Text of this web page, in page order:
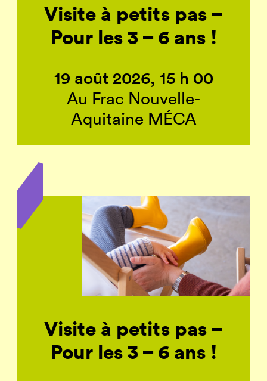
Visite à petits pas –
Pour les 3 – 6 ans !
19 août 2026, 15 h 00
Au Frac Nouvelle-
Aquitaine MÉCA
Visite à petits pas –
Pour les 3 – 6 ans !